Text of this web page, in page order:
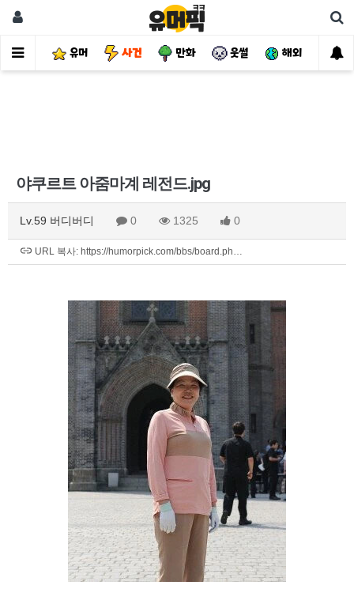
유머 사건 만화 웃썰 해외 핫
야쿠르트 아줌마계 레전드.jpg
Lv.59 버디버디 0 1325 0
URL 복사: https://humorpick.com/bbs/board.ph…